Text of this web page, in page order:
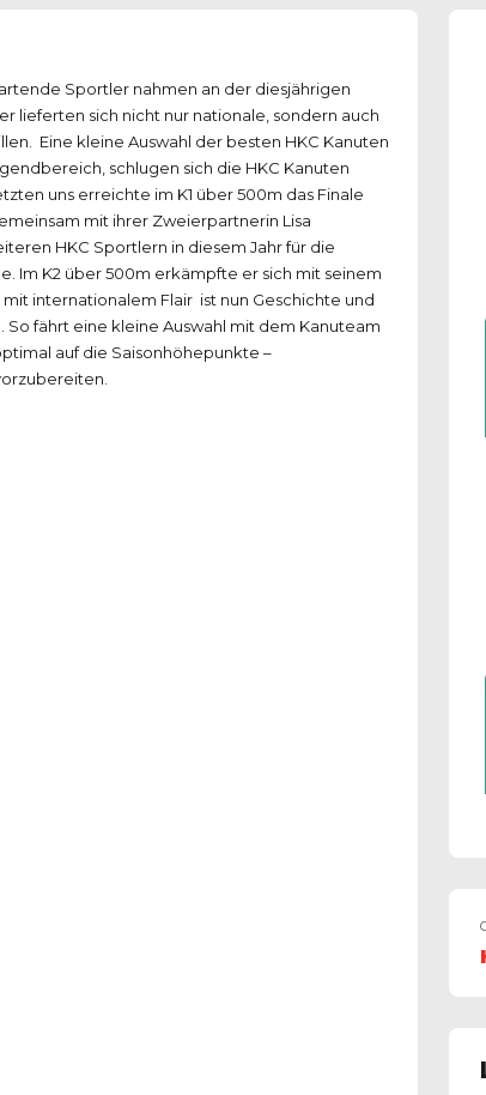
Sportler nahmen an der diesjährigen
lieferten sich nicht nur nationale, sondern auch
Eine kleine Auswahl der besten HKC Kanuten
schlugen sich die HKC Kanuten
uns erreichte im K1 über 500m das Finale
mit ihrer Zweierpartnerin Lisa
HKC Sportlern in diesem Jahr für die
Im K2 über 500m erkämpfte er sich mit seinem
internationalem Flair ist nun Geschichte und
fährt eine kleine Auswahl mit dem Kanuteam
auf die Saisonhöhepunkte –